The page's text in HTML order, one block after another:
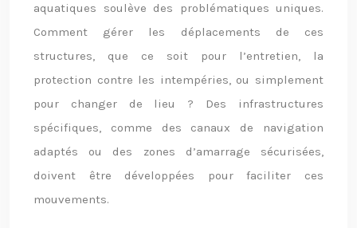
aquatiques soulève des problématiques uniques.
Comment gérer les déplacements de ces
structures, que ce soit pour l’entretien, la
protection contre les intempéries, ou simplement
pour changer de lieu ? Des infrastructures
spécifiques, comme des canaux de navigation
adaptés ou des zones d’amarrage sécurisées,
doivent être développées pour faciliter ces
mouvements.